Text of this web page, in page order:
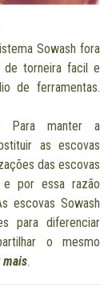
Sowash fora
de torneira facil e
de ferramentas.
Para manter a
as escovas
das escovas
e por essa razão
escovas Sowash
para diferenciar
o mesmo
mais.